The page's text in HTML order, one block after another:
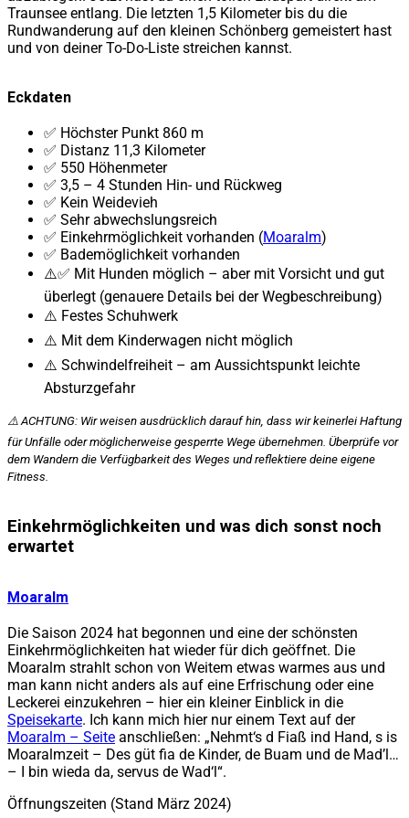
Traunsee entlang. Die letzten 1,5 Kilometer bis du die
Rundwanderung auf den kleinen Schönberg gemeistert hast
und von deiner To-Do-Liste streichen kannst.
Eckdaten
✅ Höchster Punkt 860 m
✅ Distanz 11,3 Kilometer
✅ 550 Höhenmeter
✅ 3,5 – 4 Stunden Hin- und Rückweg
✅ Kein Weidevieh
✅ Sehr abwechslungsreich
✅ Einkehrmöglichkeit vorhanden (Moaralm)
✅ Bademöglichkeit vorhanden
⚠️✅ Mit Hunden möglich – aber mit Vorsicht und gut
überlegt (genauere Details bei der Wegbeschreibung)
⚠️ Festes Schuhwerk
⚠️ Mit dem Kinderwagen nicht möglich
⚠️ Schwindelfreiheit – am Aussichtspunkt leichte
Absturzgefahr
⚠️ ACHTUNG: Wir weisen ausdrücklich darauf hin, dass wir keinerlei Haftung
für Unfälle oder möglicherweise gesperrte Wege übernehmen. Überprüfe vor
dem Wandern die Verfügbarkeit des Weges und reflektiere deine eigene
Fitness.
Einkehrmöglichkeiten und was dich sonst noch
erwartet
Moaralm
Die Saison 2024 hat begonnen und eine der schönsten
Einkehrmöglichkeiten hat wieder für dich geöffnet. Die
Moaralm strahlt schon von Weitem etwas warmes aus und
man kann nicht anders als auf eine Erfrischung oder eine
Leckerei einzukehren – hier ein kleiner Einblick in die
Speisekarte. Ich kann mich hier nur einem Text auf der
Moaralm – Seite anschließen: „Nehmt‘s d Fiaß ind Hand, s is
Moaralmzeit – Des güt fia de Kinder, de Buam und de Mad’l…
– I bin wieda da, servus de Wad‘l“.
Öffnungszeiten (Stand März 2024)